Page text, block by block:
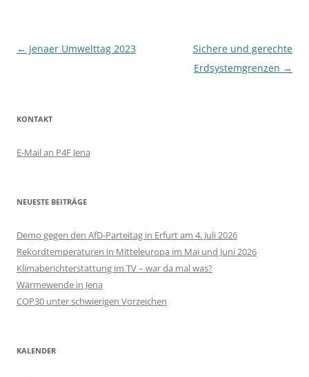
Beitragsnavigation
← Jenaer Umwelttag 2023
Sichere und gerechte
Erdsystemgrenzen →
KONTAKT
E-Mail an P4F Jena
NEUESTE BEITRÄGE
Demo gegen den AfD-Parteitag in Erfurt am 4. Juli 2026
Rekordtemperaturen in Mitteleuropa im Mai und Juni 2026
Klimaberichterstattung im TV – war da mal was?
Wärmewende in Jena
COP30 unter schwierigen Vorzeichen
KALENDER